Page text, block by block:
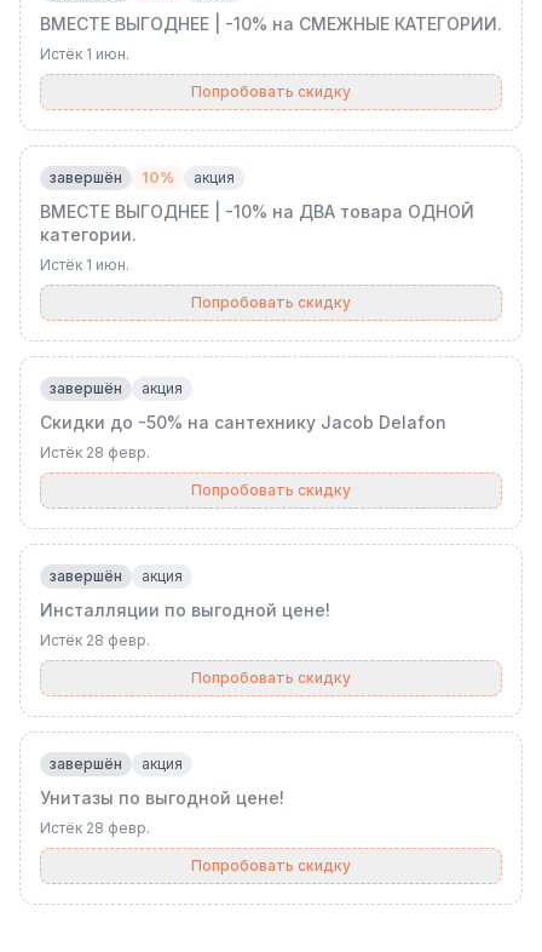
ВМЕСТЕ ВЫГОДНЕЕ | -10% на СМЕЖНЫЕ КАТЕГОРИИ.
Истёк 1 июн.
Попробовать скидку
завершён 10% акция
ВМЕСТЕ ВЫГОДНЕЕ | -10% на ДВА товара ОДНОЙ
категории.
Истёк 1 июн.
Попробовать скидку
завершён акция
Скидки до -50% на сантехнику Jacob Delafon
Истёк 28 февр.
Попробовать скидку
завершён акция
Инсталляции по выгодной цене!
Истёк 28 февр.
Попробовать скидку
завершён акция
Унитазы по выгодной цене!
Истёк 28 февр.
Попробовать скидку